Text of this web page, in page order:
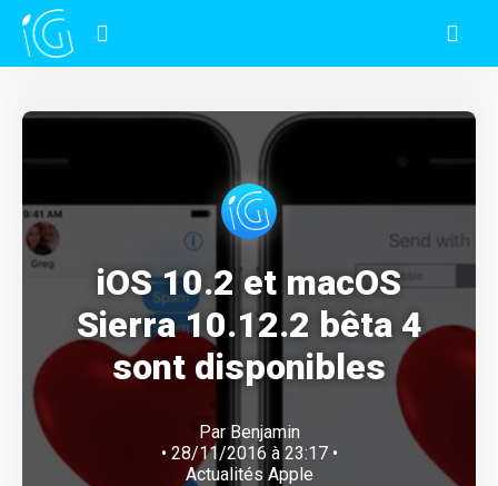
iOS 10.2 et macOS
Sierra 10.12.2 bêta 4
sont disponibles
Par Benjamin
• 28/11/2016 à 23:17 •
Actualités Apple